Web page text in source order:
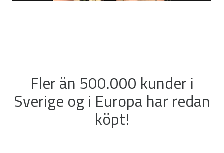
Fler än 500.000 kunder i
Sverige og i Europa har redan
köpt!